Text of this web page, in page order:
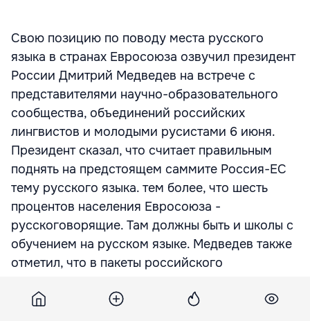
Свою позицию по поводу места русского
языка в странах Евросоюза озвучил президент
России Дмитрий Медведев на встрече с
представителями научно-образовательного
сообщества, объединений российских
лингвистов и молодыми русистами 6 июня.
Президент сказал, что считает правильным
поднять на предстоящем саммите Россия-ЕС
тему русского языка. тем более, что шесть
процентов населения Евросоюза -
русскоговорящие. Там должны быть и школы с
обучением на русском языке. Медведев также
отметил, что в пакеты российского
стран СНГ. По его словам, таким же образом